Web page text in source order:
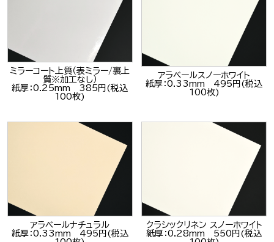
ミラーコート上質（表ミラー/裏上
質※加工なし）
紙厚：0.25mm 385円(税込
100枚)
アラベールスノーホワイト
紙厚：0.33mm 495円(税込
100枚)
アラベールナチュラル
紙厚：0.33mm 495円(税込
クラシックリネン スノーホワイト
紙厚：0.28mm 550円(税込